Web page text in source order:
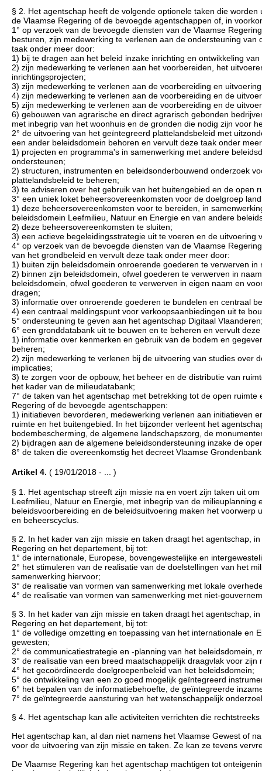
§ 2. Het agentschap heeft de volgende optionele taken die
de Vlaamse Regering of de bevoegde agentschappen of, in
1° op verzoek van de bevoegde diensten van de Vlaamse
besturen, zijn medewerking te verlenen aan de ondersteuning
taak onder meer door:
1) bij te dragen aan het beleid inzake inrichting en ontwikkeling
2) zijn medewerking te verlenen aan het voorbereiden, het
inrichtingsprojecten;
3) zijn medewerking te verlenen aan de voorbereiding en
4) zijn medewerking te verlenen aan de voorbereiding en de
5) zijn medewerking te verlenen aan de voorbereiding en de
6) gebouwen van agrarische en direct agrarisch gebonden
met inbegrip van het woonhuis en de gronden die nodig zijn voor
2° de uitvoering van het geïntegreerd plattelandsbeleid met
een ander beleidsdomein behoren en vervult deze taak onder
1) projecten en programma's in samenwerking met andere
ondersteunen;
2) structuren, instrumenten en beleidsonderbouwend onderzoek
plattelandsbeleid te beheren;
3) te adviseren over het gebruik van het buitengebied en de open
3° een uniek loket beheersovereenkomsten voor de doelgroep
1) deze beheersovereenkomsten voor te bereiden, in
beleidsdomein Leefmilieu, Natuur en Energie en van andere
2) deze beheersovereenkomsten te sluiten;
3) een actieve begeleidingsstrategie uit te voeren en de uitvoering
4° op verzoek van de bevoegde diensten van de Vlaamse
van het grondbeleid en vervult deze taak onder meer door:
1) buiten zijn beleidsdomein onroerende goederen te verwerven
2) binnen zijn beleidsdomein, ofwel goederen te verwerven in
beleidsdomein, ofwel goederen te verwerven in eigen naam en
dragen;
3) informatie over onroerende goederen te bundelen en centraal
4) een centraal meldingspunt voor verkoopsaanbiedingen uit te
5° ondersteuning te geven aan het agentschap Digitaal
6° een gronddatabank uit te bouwen en te beheren en vervult
1) informatie over kenmerken en gebruik van de bodem en
beheren;
2) zijn medewerking te verlenen bij de uitvoering van studies over
implicaties;
3) te zorgen voor de opbouw, het beheer en de distributie van
het kader van de milieudatabank;
7° de taken van het agentschap met betrekking tot de open
Regering of de bevoegde agentschappen:
1) initiatieven bevorderen, medewerking verlenen aan initiatieven
ruimte en het buitengebied. In het bijzonder verleent het
bodembescherming, de algemene landschapszorg, de
2) bijdragen aan de algemene beleidsondersteuning inzake de
8° de taken die overeenkomstig het decreet Vlaamse
Artikel 4. ( 19/01/2018 - ... )
§ 1. Het agentschap streeft zijn missie na en voert zijn taken uit
Leefmilieu, Natuur en Energie, met inbegrip van de
beleidsvoorbereiding en de beleidsuitvoering maken het
en beheerscyclus.
§ 2. In het kader van zijn missie en taken draagt het agentschap,
Regering en het departement, bij tot:
1° de internationale, Europese, bovengewestelijke en
2° het stimuleren van de realisatie van de doelstellingen van het
samenwerking hiervoor;
3° de realisatie van vormen van samenwerking met lokale
4° de realisatie van vormen van samenwerking met niet-
§ 3. In het kader van zijn missie en taken draagt het agentschap,
Regering en het departement, bij tot:
1° de volledige omzetting en toepassing van het internationale
gewesten;
2° de communicatiestrategie en -planning van het beleidsdomein,
3° de realisatie van een breed maatschappelijk draagvlak voor
4° het gecoördineerde doelgroepenbeleid van het beleidsdomein;
5° de ontwikkeling van een zo goed mogelijk geïntegreerd
6° het bepalen van de informatiebehoefte, de geïntegreerde
7° de geïntegreerde aansturing van het wetenschappelijk
§ 4. Het agentschap kan alle activiteiten verrichten die
Het agentschap kan, al dan niet namens het Vlaamse Gewest of
voor de uitvoering van zijn missie en taken. Ze kan ze tevens
De Vlaamse Regering kan het agentschap machtigen tot